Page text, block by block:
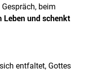
beim
und schenkt
entfaltet, Gottes